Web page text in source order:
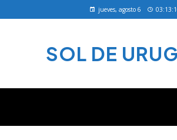
jueves, agosto 6
SOL DE